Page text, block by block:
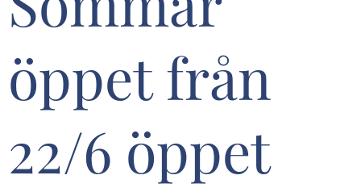
öppet från
22/6 öppet